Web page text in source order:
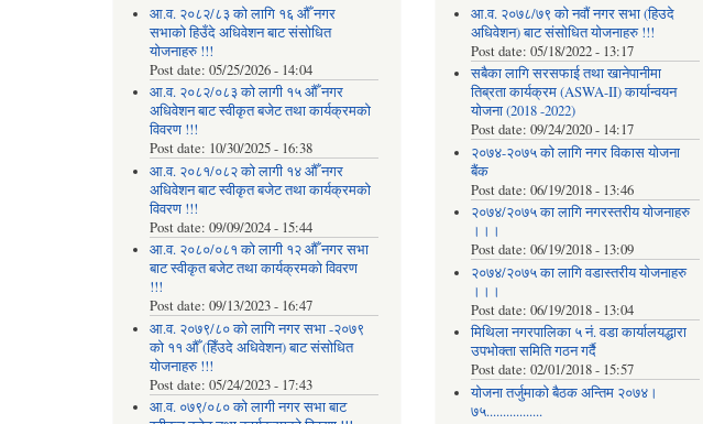
आ.व. २०८२/८३ को लागि १६ औँ नगर
सभाको हिउँदे अधिवेशन बाट संसोधित
योजनाहरु !!!
Post date: 05/25/2026 - 14:04
आ.व. २०८२/०८३ को लागी १५ औँ नगर
अधिवेशन बाट स्वीकृत बजेट तथा कार्यक्रमको
विवरण !!!
Post date: 10/30/2025 - 16:38
आ.व. २०८१/०८२ को लागी १४ औँ नगर
अधिवेशन बाट स्वीकृत बजेट तथा कार्यक्रमको
विवरण !!!
Post date: 09/09/2024 - 15:44
आ.व. २०८०/०८१ को लागी १२ औँ नगर सभा
बाट स्वीकृत बजेट तथा कार्यक्रमको विवरण
!!!
Post date: 09/13/2023 - 16:47
आ.व. २०७९/८० को लागि नगर सभा -२०७९
को ११ औँ (हिँउदे अधिवेशन) बाट संसोधित
योजनाहरु !!!
Post date: 05/24/2023 - 17:43
आ.व. ०७९/०८० को लागी नगर सभा बाट
आ.व. २०७८/७९ को नवौं नगर सभा (हिउदे
अधिवेशन) बाट संसोधित योजनाहरु !!!
Post date:05/18/2022 - 13:17
सबैका लागि सरसफाई तथा खानेपानीमा
तिब्रता कार्यक्रम (ASWA-II) कार्यान्वयन
योजना (2018 -2022)
Post date:09/24/2020 - 14:17
२०७४-२०७५ को लागि नगर विकास योजना
बैंक
Post date:06/19/2018 - 13:46
२०७४/२०७५ का लागि नगरस्तरीय योजनाहरु
।।।
Post date:06/19/2018 - 13:09
२०७४/२०७५ का लागि वडास्तरीय योजनाहरु
।।।
Post date:06/19/2018 - 13:04
मिथिला नगरपालिका ५ नं. वडा कार्यालयद्धारा
उपभोक्ता समिति गठन गर्दै
Post date:02/01/2018 - 15:57
याेजना तर्जुमाकाे बैठक अन्तिम २०७४।
७५.................